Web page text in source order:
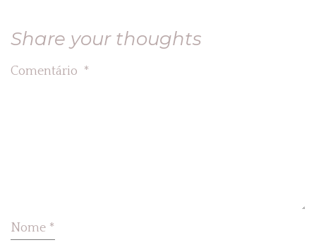
Share your thoughts
Comentário *
Nome *